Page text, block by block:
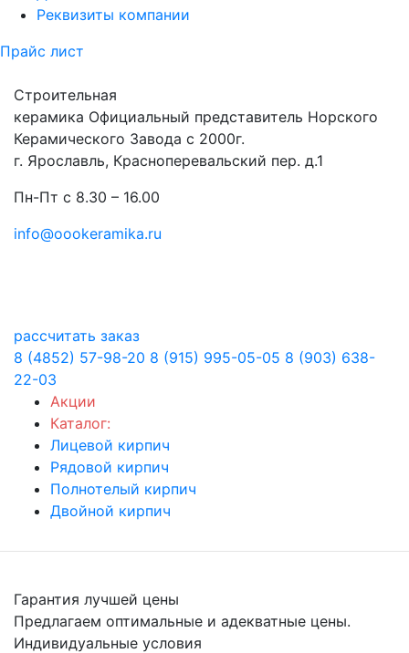
Реквизиты компании
Прайс лист
Строительная
керамика Официальный представитель Норского
Керамического Завода с 2000г.
г. Ярославль, Красноперевальский пер. д.1
Пн-Пт с 8.30 – 16.00
info@oookeramika.ru
рассчитать заказ
8 (4852) 57-98-20 8 (915) 995-05-05 8 (903) 638-
22-03
Акции
Каталог:
Лицевой кирпич
Рядовой кирпич
Полнотелый кирпич
Двойной кирпич
Гарантия лучшей цены
Предлагаем оптимальные и адекватные цены.
Индивидуальные условия